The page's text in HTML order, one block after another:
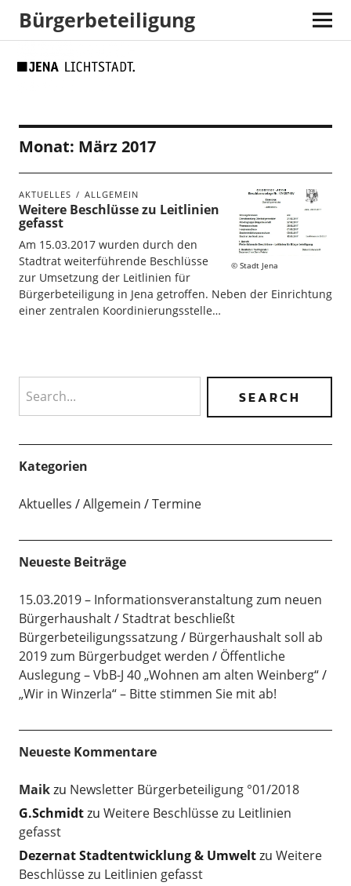
map
Bürgerbeteiligung
Monat: März 2017
Stadt Jena
AKTUELLES ALLGEMEIN
Weitere Beschlüsse zu Leitlinien
gefasst
Am 15.03.2017 wurden durch den
Stadtrat weiterführende Beschlüsse
zur Umsetzung der Leitlinien für
Bürgerbeteiligung in Jena getroffen. Neben der Einrichtung
einer zentralen Koordinierungsstelle…
Kategorien
Aktuelles Allgemein Termine
Neueste Beiträge
15.03.2019 – Informationsveranstaltung zum neuen
Bürgerhaushalt
Stadtrat beschließt
Bürgerbeteiligungssatzung
Bürgerhaushalt soll ab
2019 zum Bürgerbudget werden
Öffentliche
Auslegung – VbB-J 40 „Wohnen am alten Weinberg“
„Wir in Winzerla“ – Bitte stimmen Sie mit ab!
Neueste Kommentare
Maikzu Newsletter Bürgerbeteiligung °01/2018
G.Schmidtzu Weitere Beschlüsse zu Leitlinien
gefasst
Dezernat Stadtentwicklung & Umweltzu Weitere
Beschlüsse zu Leitlinien gefasst